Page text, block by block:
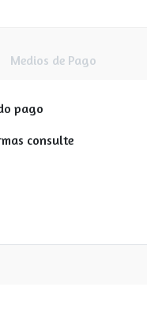
Medios de Pago
pago
consulte